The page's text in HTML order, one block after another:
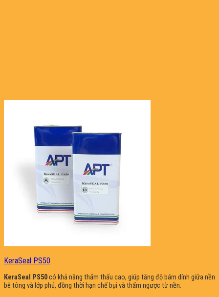
KeraSeal PS50
KeraSeal PS50có khả năng thẩm thấu cao, giúp tăng độ bám dính giữa nền
bê tông và lớp phủ, đồng thời hạn chế bụi và thấm ngược từ nền.